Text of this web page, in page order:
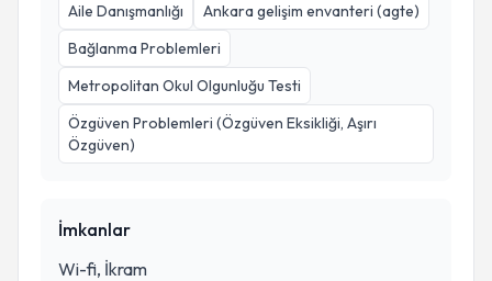
Aile Danışmanlığı
Ankara gelişim envanteri (agte)
Bağlanma Problemleri
Metropolitan Okul Olgunluğu Testi
Özgüven Problemleri (Özgüven Eksikliği, Aşırı
Özgüven)
İmkanlar
Wi-fi, İkram